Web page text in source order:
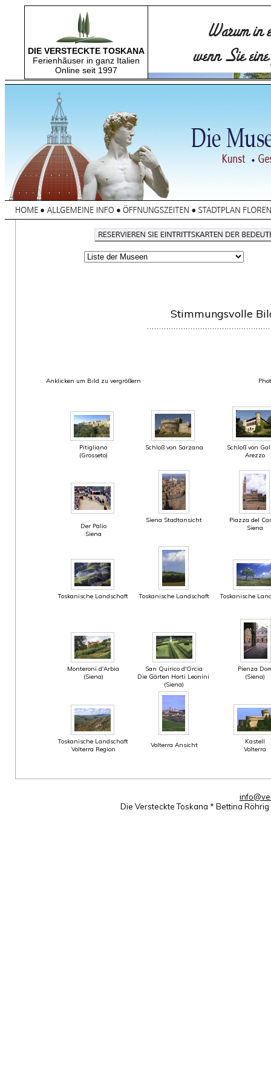
DIE VERSTECKTE TOSKANA
Ferienhãuser in ganz Italien
Online seit 1997
Stimmungsvolle
Anklicken um Bild zu vergrößern
Pitigliano
(Grosseto)
Schloß von Sarzana Schloß von
Arezzo
Der Palio
Siena
Siena Stadtansicht
Piazza del
Siena
Toskanische Landschaft Toskanische Landschaft Toskanische
Monteroni d'Arbia
(Siena)
San Quirico d'Orcia
Die Gärten Horti Leonini
(Siena)
Pienza
(Siena)
Toskanische Landschaft
Volterra Region
Volterra Ansicht
Kastell
Volterra
Die Versteckte Toskana * Bettina